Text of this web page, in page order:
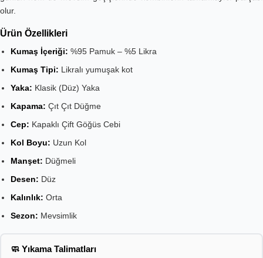
olur.
Ürün Özellikleri
Kumaş İçeriği: %95 Pamuk – %5 Likra
Kumaş Tipi: Likralı yumuşak kot
Yaka: Klasik (Düz) Yaka
Kapama: Çıt Çıt Düğme
Cep: Kapaklı Çift Göğüs Cebi
Kol Boyu: Uzun Kol
Manşet: Düğmeli
Desen: Düz
Kalınlık: Orta
Sezon: Mevsimlik
🧼 Yıkama Talimatları